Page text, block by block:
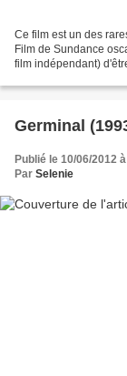
Ce film est un des
Film de Sundance
film indépendant)
Germinal
Publié le 10/06/2012
Par Selenie